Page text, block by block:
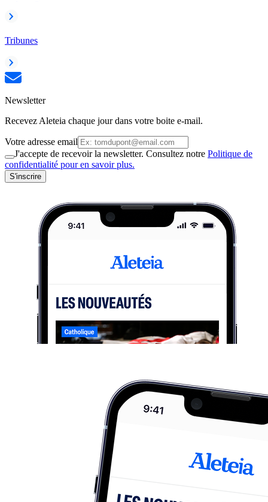
Tribunes
Newsletter
Recevez Aleteia chaque jour dans votre boite e-mail.
Votre adresse email
J'accepte de recevoir la newsletter. Consultez notre Politique de
confidentialité pour en savoir plus.
S'inscrire